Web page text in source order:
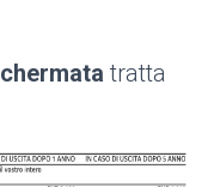
tratta